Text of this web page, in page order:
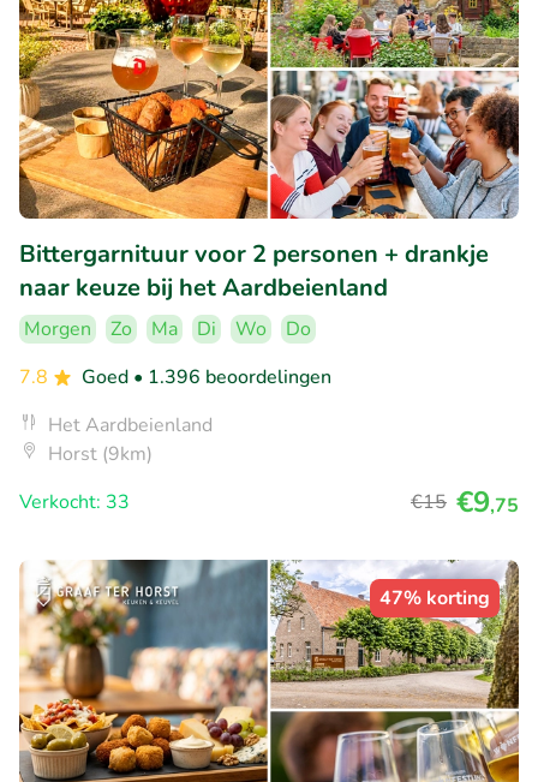
Bittergarnituur voor 2 personen + drankje
naar keuze bij het Aardbeienland
Morgen Zo Ma Di Wo
Do
7.8
Goed • 1.396 beoordelingen
Het Aardbeienland
Horst (9km)
Verkocht: 33
€15 €9,75
47% korting